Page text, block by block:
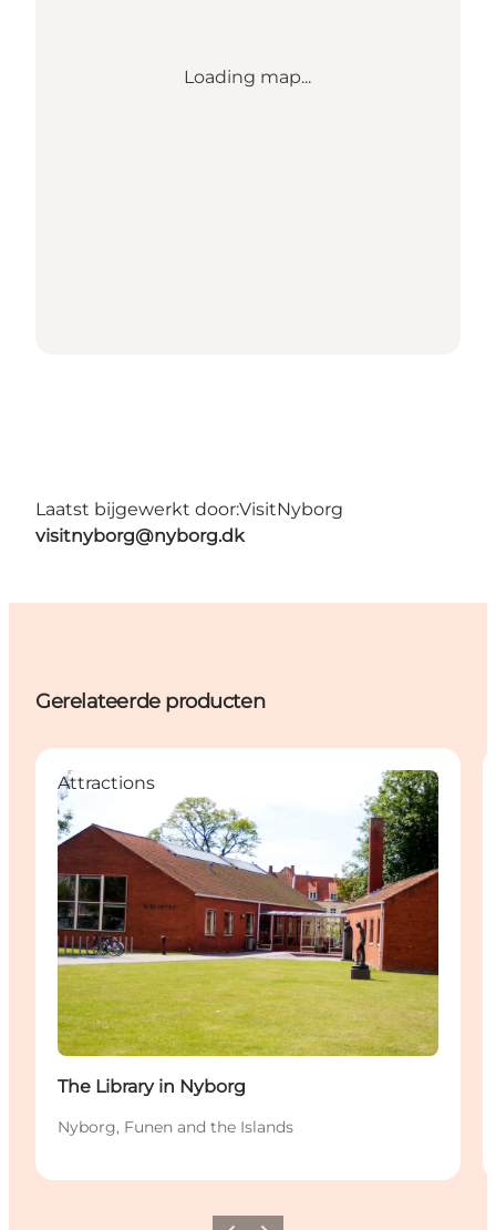
Loading map...
Laatst bijgewerkt door:VisitNyborg
visitnyborg@nyborg.dk
Gerelateerde producten
Attractions
The Library in Nyborg
Nyborg, Funen and the Islands